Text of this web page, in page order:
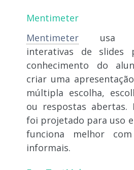
Mentimeter
Mentimeter usa
interativas de slides
conhecimento do
criar uma
múltipla escolha,
ou respostas abertas.
foi projetado para uso
funciona melhor
informais.